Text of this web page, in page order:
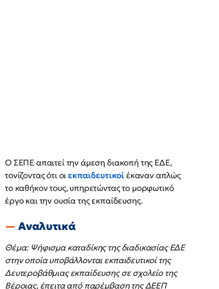
Ο ΣΕΠΕ απαιτεί την άμεση διακοπή της ΕΔΕ,
τονίζοντας ότι οιεκπαιδευτικοίέκαναν απλώς
το καθήκον τους, υπηρετώντας το μορφωτικό
έργο και την ουσία της εκπαίδευσης.
Αναλυτικά
Θέμα: Ψήφισμα καταδίκης της διαδικασίας ΕΔΕ
στην οποία υποβάλλονται εκπαιδευτικοί της
Δευτεροβάθμιας εκπαίδευσης σε σχολείο της
Βέροιας, έπειτα από παρέμβαση της ΔΕΕΠ